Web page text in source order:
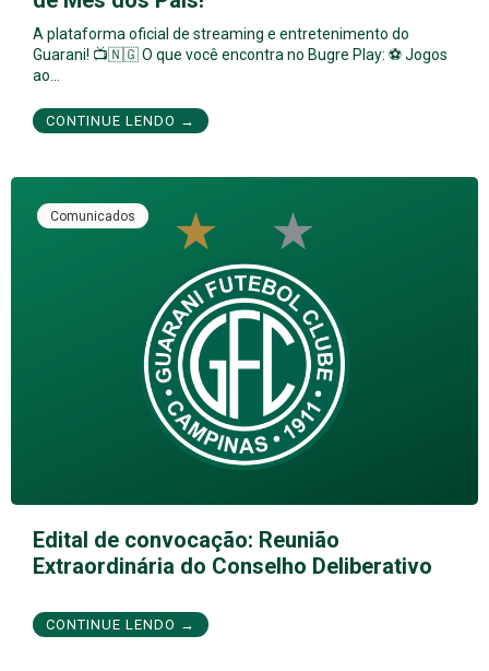
A plataforma oficial de streaming e entretenimento do
Guarani! 📺🇳🇬 O que você encontra no Bugre Play: ⚽ Jogos
ao…
CONTINUE LENDO →
Comunicados
Edital de convocação: Reunião
Extraordinária do Conselho Deliberativo
CONTINUE LENDO →